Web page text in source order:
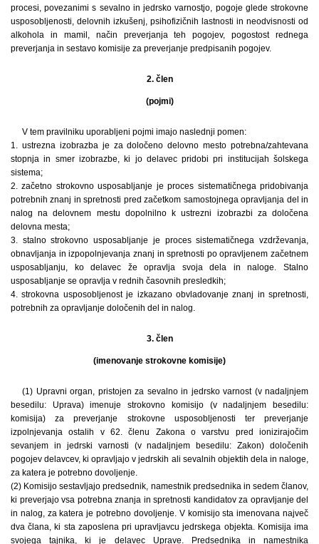
procesi, povezanimi s sevalno in jedrsko varnostjo, pogoje glede strokovne
usposobljenosti, delovnih izkušenj, psihofizičnih lastnosti in neodvisnosti od
alkohola in mamil, način preverjanja teh pogojev, pogostost rednega
preverjanja in sestavo komisije za preverjanje predpisanih pogojev.
2. člen
(pojmi)
V tem pravilniku uporabljeni pojmi imajo naslednji pomen:
1. ustrezna izobrazba je za določeno delovno mesto potrebna/zahtevana
stopnja in smer izobrazbe, ki jo delavec pridobi pri institucijah šolskega
sistema;
2. začetno strokovno usposabljanje je proces sistematičnega pridobivanja
potrebnih znanj in spretnosti pred začetkom samostojnega opravljanja del in
nalog na delovnem mestu dopolnilno k ustrezni izobrazbi za določena
delovna mesta;
3. stalno strokovno usposabljanje je proces sistematičnega vzdrževanja,
obnavljanja in izpopolnjevanja znanj in spretnosti po opravljenem začetnem
usposabljanju, ko delavec že opravlja svoja dela in naloge. Stalno
usposabljanje se opravlja v rednih časovnih presledkih;
4. strokovna usposobljenost je izkazano obvladovanje znanj in spretnosti,
potrebnih za opravljanje določenih del in nalog.
3. člen
(imenovanje strokovne komisije)
(1) Upravni organ, pristojen za sevalno in jedrsko varnost (v nadaljnjem
besedilu: Uprava) imenuje strokovno komisijo (v nadaljnjem besedilu:
komisija) za preverjanje strokovne usposobljenosti ter preverjanje
izpolnjevanja ostalih v 62. členu Zakona o varstvu pred ionizirajočim
sevanjem in jedrski varnosti (v nadaljnjem besedilu: Zakon) določenih
pogojev delavcev, ki opravljajo v jedrskih ali sevalnih objektih dela in naloge,
za katera je potrebno dovoljenje.
(2) Komisijo sestavljajo predsednik, namestnik predsednika in sedem članov,
ki preverjajo vsa potrebna znanja in spretnosti kandidatov za opravljanje del
in nalog, za katera je potrebno dovoljenje. V komisijo sta imenovana največ
dva člana, ki sta zaposlena pri upravljavcu jedrskega objekta. Komisija ima
svojega tajnika, ki je delavec Uprave. Predsednika in namestnika